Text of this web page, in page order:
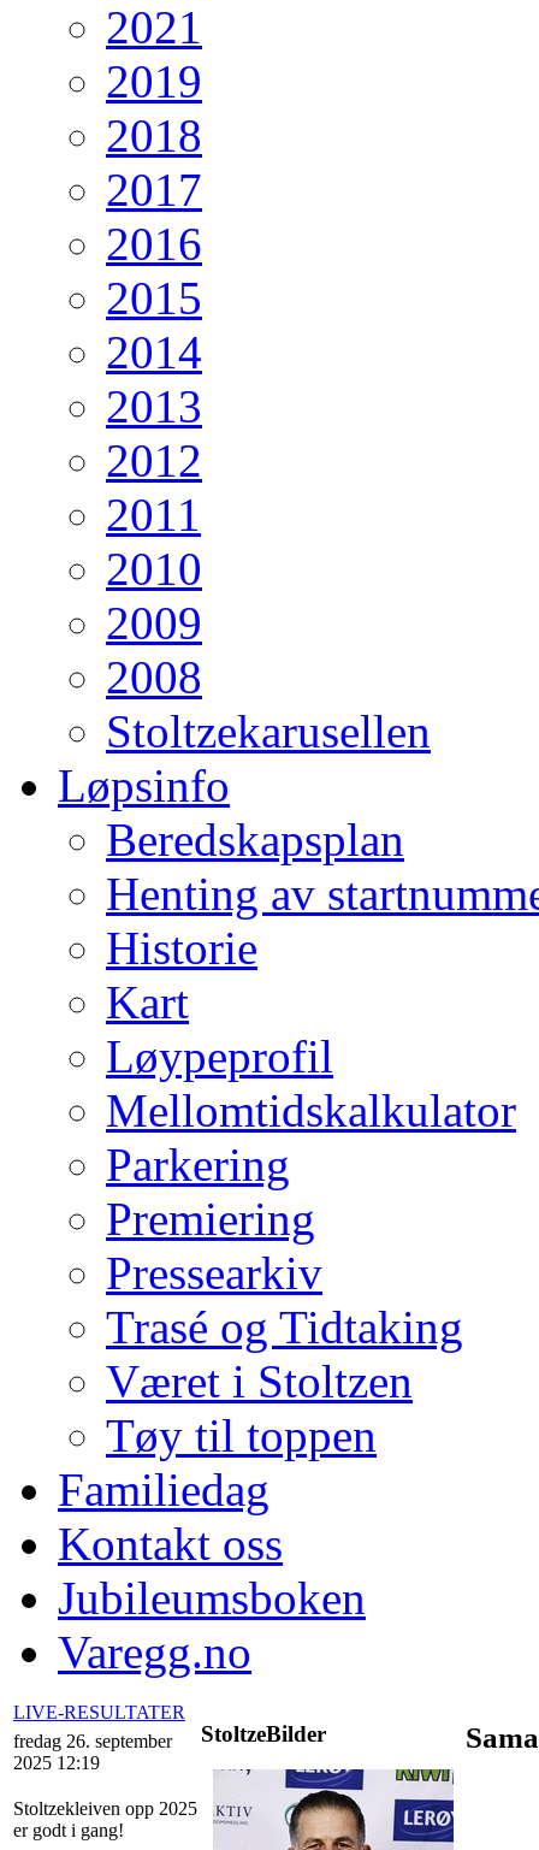
2021
2019
2018
2017
2016
2015
2014
2013
2012
2011
2010
2009
2008
Stoltzekarusellen
Løpsinfo
Beredskapsplan
Henting av
Historie
Kart
Løypeprofil
Mellomtidskalkulator
Parkering
Premiering
Pressearkiv
Trasé og Tidtaking
Været i Stoltzen
Tøy til toppen
Familiedag
Kontakt oss
Jubileumsboken
Varegg.no
LIVE-RESULTATER
fredag 26. september
2025 12:19
Stoltzekleiven opp 2025
er godt i gang!
StoltzeBilder